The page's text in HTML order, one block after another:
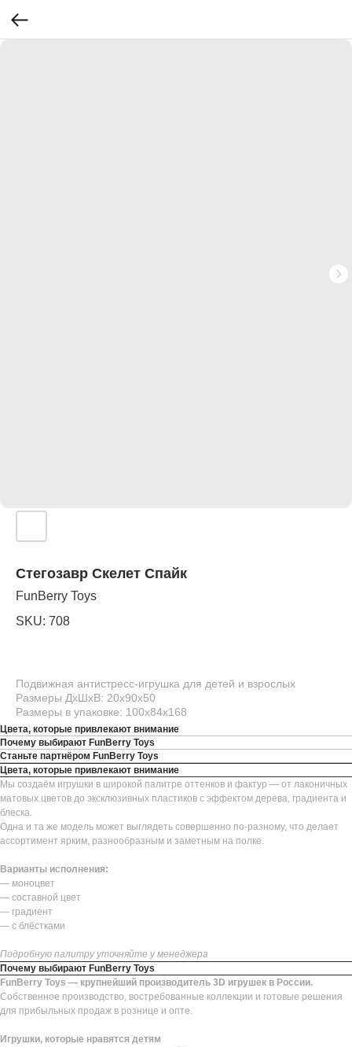
Стегозавр Скелет Спайк
FunBerry Toys
SKU: 708
Подвижная антистресс-игрушка для детей и взрослых
Размеры ДхШхВ: 20х90х50
Размеры в упаковке: 100х84х168
Цвета, которые привлекают внимание
Почему выбирают FunBerry Toys
Станьте партнёром FunBerry Toys
Цвета, которые привлекают внимание
Мы создаём игрушки в широкой палитре оттенков и фактур — от лаконичных
матовых цветов до эксклюзивных пластиков с эффектом дерева, градиента и
блеска.
Одна и та же модель может выглядеть совершенно по-разному, что делает
ассортимент ярким, разнообразным и заметным на полке.
Варианты исполнения:
— моноцвет
— составной цвет
— градиент
— с блёстками
Подробную палитру уточняйте у менеджера
Почему выбирают FunBerry Toys
FunBerry Toys — крупнейший производитель 3D игрушек в России.
Собственное производство, востребованные коллекции и готовые решения
для прибыльных продаж в рознице и опте.
Игрушки, которые нравятся детям